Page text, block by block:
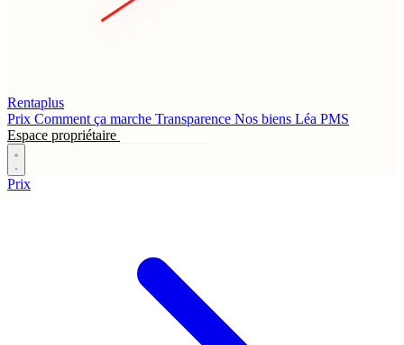
Rentaplus
Prix Comment ça marche Transparence Nos biens Léa PMS
Espace propriétaire
Prix